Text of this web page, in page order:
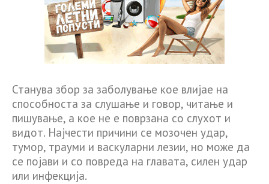
Станува збор за заболување кое влијае на
способноста за слушање и говор, читање и
пишување, а кое не е поврзана со слухот и
видот. Најчести причини се мозочен удар,
тумор, трауми и васкуларни лезии, но може да
се појави и со повреда на главата, силен удар
или инфекција.